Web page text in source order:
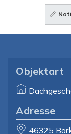
Objektart
Adresse
46325